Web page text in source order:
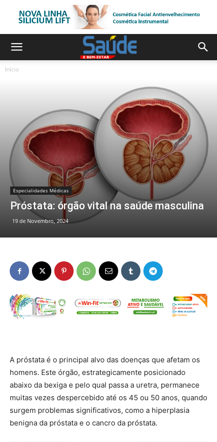
Início
Especialidades Médicas
Próstata: órgão vital na saúde masculina
19 de Novembro, 2024
A próstata é o principal alvo das doenças que afetam os
homens. Este órgão, estrategicamente posicionado
abaixo da bexiga e pelo qual passa a uretra, permanece
muitas vezes despercebido até os 45 ou 50 anos, quando
surgem problemas significativos, como a hiperplasia
benigna da próstata e o cancro da próstata.